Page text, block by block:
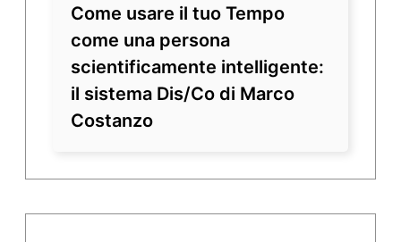
Come usare il tuo Tempo
come una persona
scientificamente intelligente:
il sistema Dis/Co di Marco
Costanzo